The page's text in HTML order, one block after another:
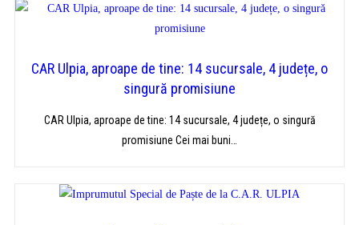
CAR Ulpia, aproape de tine: 14 sucursale, 4 județe, o
singură promisiune
CAR Ulpia, aproape de tine: 14 sucursale, 4 județe, o singură
promisiune Cei mai buni…